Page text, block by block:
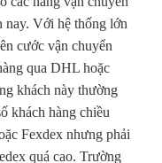
nay. Với hệ thống lớn
cước vận chuyển
qua DHL hoặc
khách này thường
khách hàng chiều
Fexdex nhưng phải
quá cao. Trường